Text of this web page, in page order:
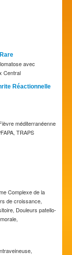
avec
Central
Réactionnelle
méditerranéenne
TRAPS
Complexe de la
de croissance,
Douleurs patello-